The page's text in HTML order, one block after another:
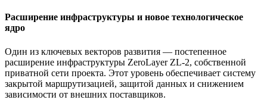
Расширение инфраструктуры и новое технологическое
ядро
Один из ключевых векторов развития — постепенное
расширение инфраструктуры ZeroLayer ZL-2, собственной
приватной сети проекта. Этот уровень обеспечивает систему
закрытой маршрутизацией, защитой данных и снижением
зависимости от внешних поставщиков.